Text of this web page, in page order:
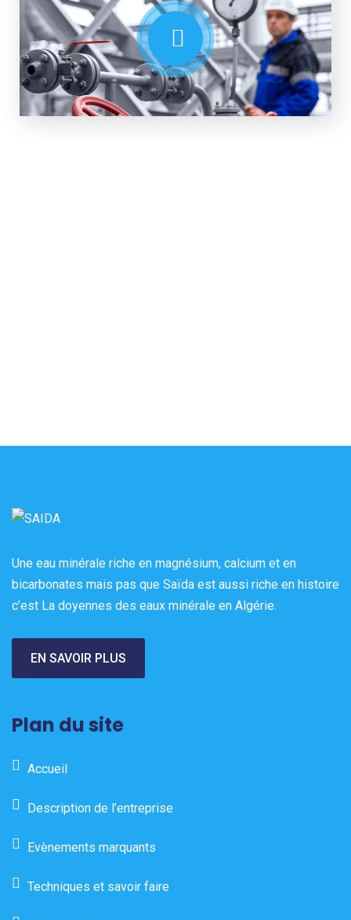
Une eau minérale riche en magnésium, calcium et en
bicarbonates mais pas que Saïda est aussi riche en histoire
c’est La doyennes des eaux minérale en Algérie.
EN SAVOIR PLUS
Plan du site
Accueil
Description de l’entreprise
Evènements marquants
Techniques et savoir faire